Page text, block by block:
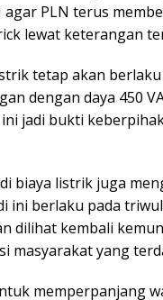
PLN terus
lewat keterangan
tetap akan
dengan daya 450
jadi bukti
biaya listrik juga
ini berlaku pada
dilihat kembali
masyarakat yang
memperpanjang